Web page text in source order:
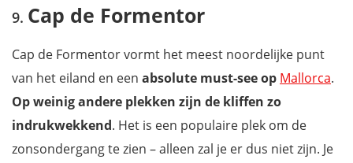
Cap de Formentor
Cap de Formentor vormt het meest noordelijke punt
van het eiland en een absolute must-see op Mallorca.
Op weinig andere plekken zijn de kliffen zo
indrukwekkend. Het is een populaire plek om de
zonsondergang te zien – alleen zal je er dus niet zijn. Je